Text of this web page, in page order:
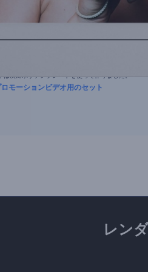
は次に示すテンプレートを使って作りました。
モーションビデオ用のセット
レン